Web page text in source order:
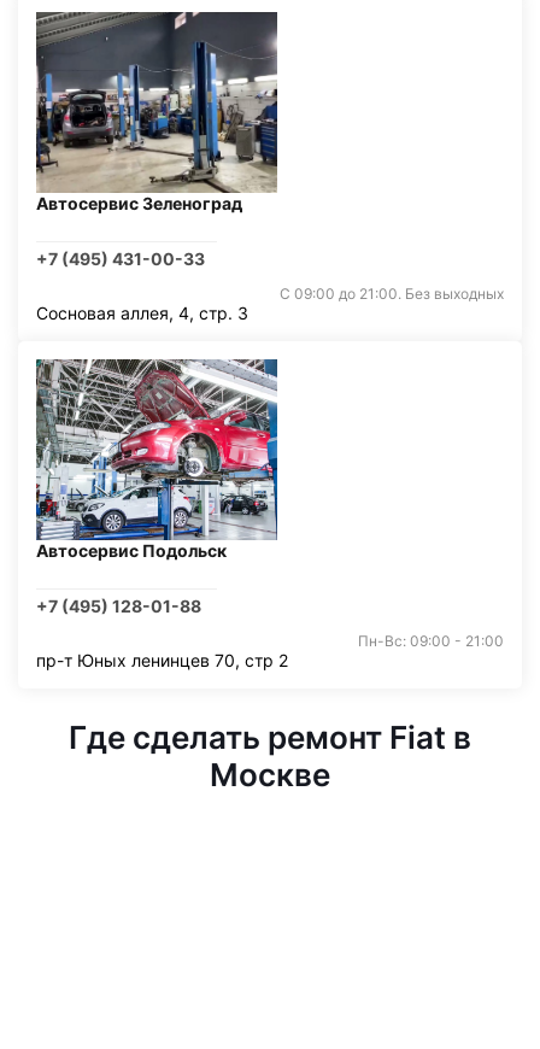
Автосервис Зеленоград
+7 (495) 431-00-33
С 09:00 до 21:00. Без выходных
Сосновая аллея, 4, стр. 3
Автосервис Подольск
+7 (495) 128-01-88
Пн-Вс: 09:00 - 21:00
пр-т Юных ленинцев 70, стр 2
Где сделать ремонт Fiat в
Москве